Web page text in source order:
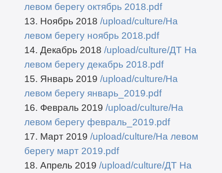
левом берегу октябрь 2018.pdf
13. Ноябрь 2018 /upload/culture/На
левом берегу ноябрь 2018.pdf
14. Декабрь 2018 /upload/culture/ДТ На
левом берегу декабрь 2018.pdf
15. Январь 2019 /upload/culture/На
левом берегу январь_2019.pdf
16. Февраль 2019 /upload/culture/На
левом берегу февраль_2019.pdf
17. Март 2019 /upload/culture/На левом
берегу март 2019.pdf
18. Апрель 2019 /upload/culture/ДТ На